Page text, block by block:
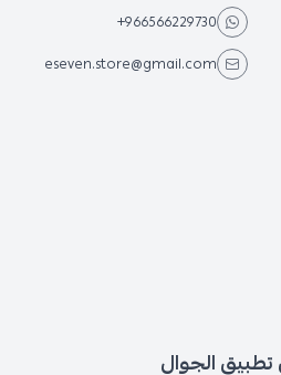
+966566229730
eseven.store@gmail.com
الجوال